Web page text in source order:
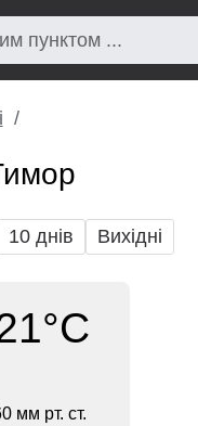
10 днів Вихідні
мм рт. ст.